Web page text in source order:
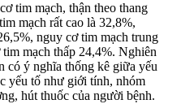
tim mạch, thận theo thang
mạch rất cao là 32,8%,
nguy cơ tim mạch trung
mạch thấp 24,4%. Nghiên
có ý nghĩa thống kê giữa yếu
yếu tố như giới tính, nhóm
hút thuốc của người bệnh.